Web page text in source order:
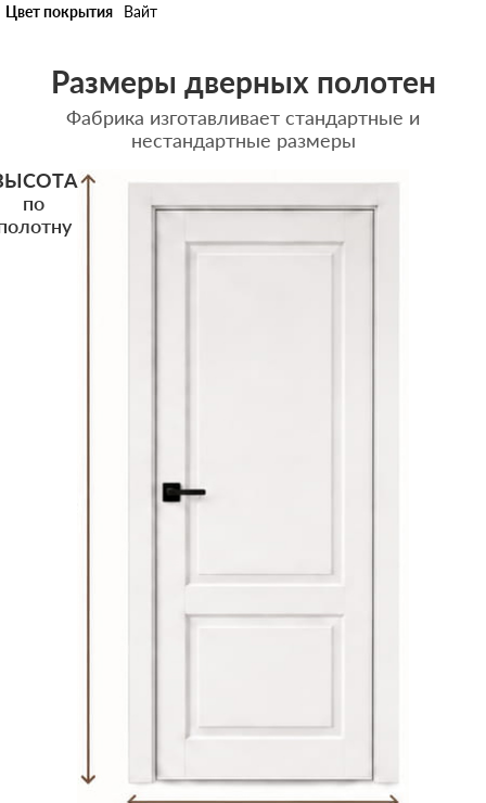
Цвет покрытия
Вайт
Размеры дверных полотен
Фабрика изготавливает стандартные и
нестандартные размеры
по